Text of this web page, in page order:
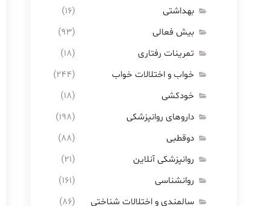
بهداشتی
(۱۶)
بیش فعالی
(۹۳)
تمرینات رفتاری
(۱۸)
خواب و اختلالات خواب
(۲۴۴)
خودکشی
(۱۸)
داروهای روانپزشکی
(۱۹۸)
دوقطبی
(۸۸)
روانپزشکی آنلاین
(۲۱)
روانشناسی
(۱۶۱)
سالمندی و اختلالات شناختی
(۸۶)